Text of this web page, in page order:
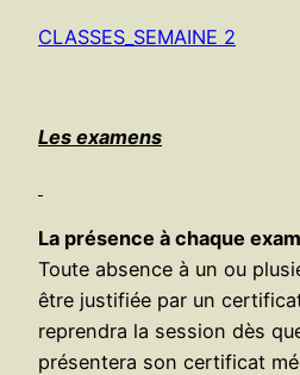
CLASSES_SEMAINE 2
Les examens
La présence à chaque
Toute absence à un ou
être justifiée par un certificat
reprendra la session dès
présentera son certificat